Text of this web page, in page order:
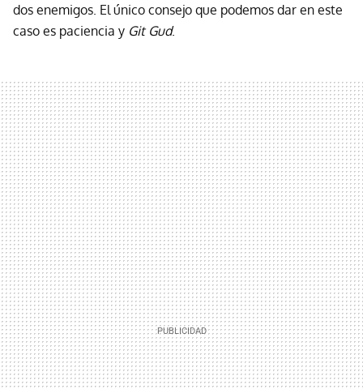
dos enemigos. El único consejo que podemos dar en este
caso es paciencia y Git Gud.